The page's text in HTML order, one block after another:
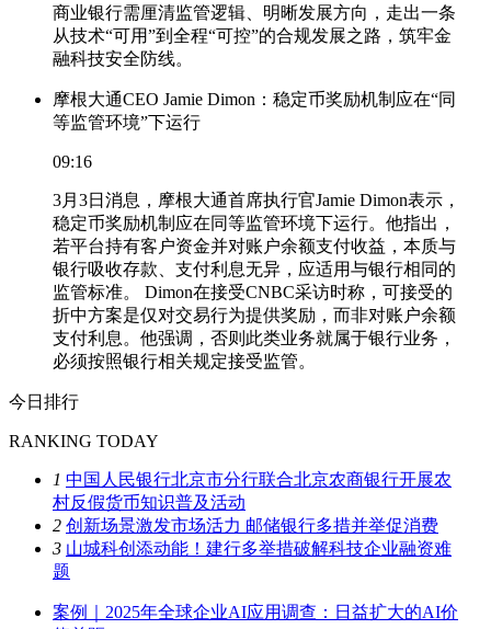
商业银行需厘清监管逻辑、明晰发展方向，走出一条
从技术“可用”到全程“可控”的合规发展之路，筑牢金
融科技安全防线。
摩根大通CEO Jamie Dimon：稳定币奖励机制应在“同
等监管环境”下运行
09:16
3月3日消息，摩根大通首席执行官Jamie Dimon表示，
稳定币奖励机制应在同等监管环境下运行。他指出，
若平台持有客户资金并对账户余额支付收益，本质与
银行吸收存款、支付利息无异，应适用与银行相同的
监管标准。 Dimon在接受CNBC采访时称，可接受的
折中方案是仅对交易行为提供奖励，而非对账户余额
支付利息。他强调，否则此类业务就属于银行业务，
必须按照银行相关规定接受监管。
今日排行
RANKING TODAY
1 中国人民银行北京市分行联合北京农商银行开展农
村反假货币知识普及活动
2 创新场景激发市场活力 邮储银行多措并举促消费
3 山城科创添动能！建行多举措破解科技企业融资难
题
案例｜2025年全球企业AI应用调查：日益扩大的AI价